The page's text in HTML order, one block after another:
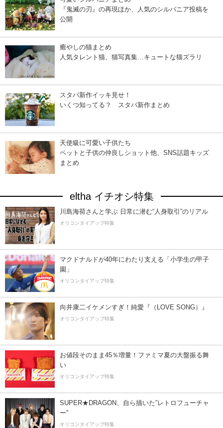
『鬼滅の刃』の再現ほか、人気のシルバニア投稿を
公開
癒やしの猫まとめ
人気タレント猫、猫写真集…キュートな猫ズラリ
スタバ新作イッキ見せ！
いくつ知ってる？ スタバ新作まとめ
天使級に可愛い子供たち
ペットと子供の仲良しショット他、SNS話題キッズ
まとめ
eltha イチオシ特集
川島海荷さんと学ぶ 日常に潜む“人身取引”のリアル
オリコンタイアップ特集
マクドナルドが40年にわたり支える「小学生の甲子
園」
オリコンタイアップ特集
向井康二イケメンすぎ！純愛『（LOVE SONG）』
オリコンタイアップ特集
お値段そのまま45％増量！ファミマ夏の大盤振る舞
い
オリコンタイアップ特集
SUPER★DRAGON、自ら描いた”レトロフューチャ
ー”
オリコンタイアップ特集